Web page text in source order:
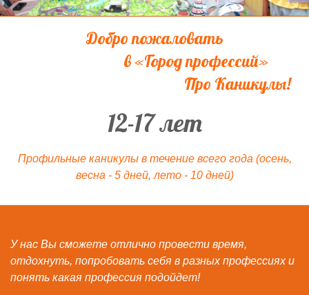
Добро пожаловать
в «Город профессий»
Про Каникулы!
12-17 лет
Профильные каникулы в течение всего года (осень,
весна - 5 дней, лето - 10 дней)
У нас Вы сможете отлично провести время,
отдохнуть, попробовать себя в разных профессиях и
понять какая профессия подойдет!